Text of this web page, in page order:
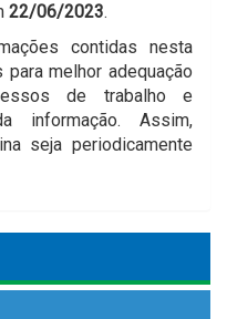
22/06/2023.
contidas nesta
melhor adequação
de trabalho e
informação. Assim,
seja periodicamente